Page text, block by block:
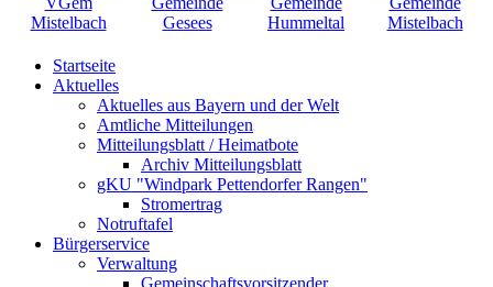
Startseite
Aktuelles
Aktuelles aus Bayern und der Welt
Amtliche Mitteilungen
Mitteilungsblatt / Heimatbote
Archiv Mitteilungsblatt
gKU "Windpark Pettendorfer Rangen"
Stromertrag
Notruftafel
Bürgerservice
Verwaltung
Gemeinschaftsvorsitzender